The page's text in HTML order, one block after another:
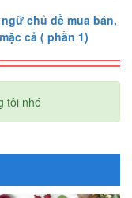
chủ đề mua bán,
mặc cả ( phần 1)
tôi nhé